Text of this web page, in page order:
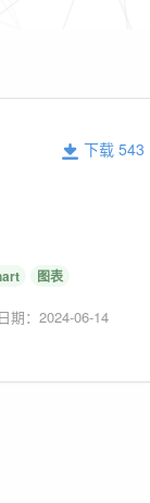
下载 543
图表
期：2024-06-14